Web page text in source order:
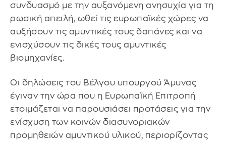
συνδυασμό με την αυξανόμενη ανησυχία για τη
ρωσική απειλή, ωθεί τις ευρωπαϊκές χώρες να
αυξήσουν τις αμυντικές τους δαπάνες και να
ενισχύσουν τις δικές τους αμυντικές
βιομηχανίες.
Οι δηλώσεις του Βέλγου υπουργού Άμυνας
έγιναν την ώρα που η Ευρωπαϊκή Επιτροπή
ετοιμάζεται να παρουσιάσει προτάσεις για την
ενίσχυση των κοινών διασυνοριακών
προμηθειών αμυντικού υλικού, περιορίζοντας